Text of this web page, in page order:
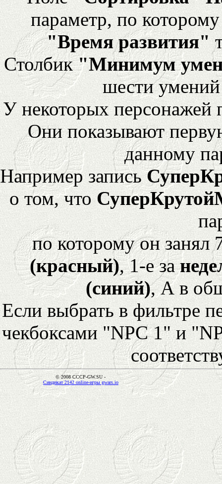
параметр, по
"Время развития"
Столбик"Минимум
шести
У некоторых персонажей
Они показывают
данному
Например запись
о том, что
по которому он
(красный), 1-е за
(синий), А в
Если выбрать в фильтре
чекбоксами "NPC 1" и
© 2008 CCCP-GW.SU -
Синдикат 2142 online-игры gwars.io